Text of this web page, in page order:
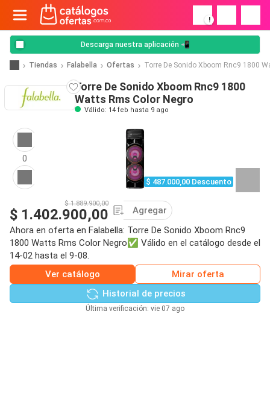
!
Descarga nuestra aplicación 📲
Tiendas Falabella Ofertas Torre De Sonido Xboom Rnc9 1800
Torre De Sonido Xboom Rnc9 1800
Watts Rms Color Negro
Válido: 14 feb hasta 9 ago
0
$ 487.000,00 Descuento
$ 1.889.900,00
$ 1.402.900,00
Agregar
Ahora en oferta en Falabella: Torre De Sonido Xboom Rnc9
1800 Watts Rms Color Negro✅ Válido en el catálogo desde el
14-02 hasta el 9-08.
Ver catálogo
Mirar oferta
Historial de precios
Última verificación: vie 07 ago